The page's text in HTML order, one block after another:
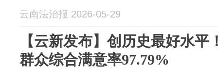
云南法治报 2026-05-29
【云新发布】创历史最好水
群众综合满意率97.79%